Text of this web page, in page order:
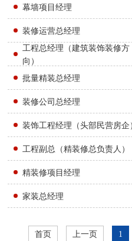
幕墙项目经理
装修运营总经理
工程总经理（建筑装饰装修方
向）
批量精装总经理
装修公司总经理
装饰工程经理（头部民营房企）
工程副总（精装修总负责人）
精装修项目经理
家装总经理
首页 上一页 1